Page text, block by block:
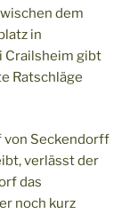
dem
in
Crailsheim gibt
Ratschläge
von Seckendorff
verlässt der
das
noch kurz